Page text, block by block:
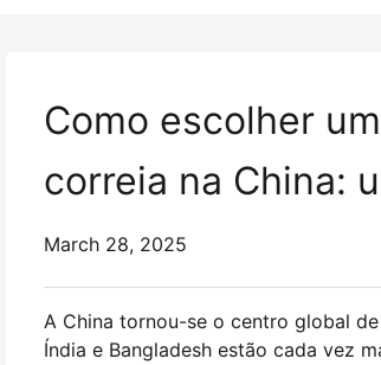
Como escolher
correia na China:
March 28, 2025
A China tornou-se o centro global de
Índia e Bangladesh estão cada vez